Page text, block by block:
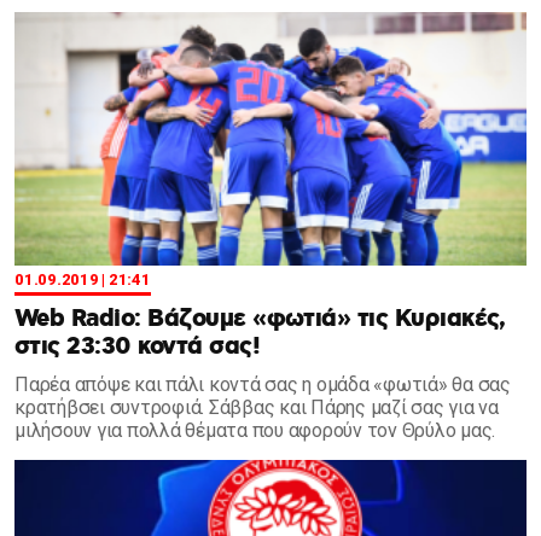
01.09.2019 | 21:41
Web Radio: Βάζουμε «φωτιά» τις Κυριακές,
στις 23:30 κοντά σας!
Παρέα απόψε και πάλι κοντά σας η ομάδα «φωτιά» θα σας
κρατήβσει συντροφιά. Σάββας και Πάρης μαζί σας για να
μιλήσουν για πολλά θέματα που αφορούν τον Θρύλο μας.